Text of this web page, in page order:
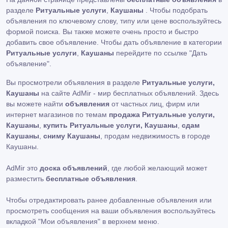
разделе Ритуальные услуги Каушаны . Чтобы подобрать
объявления по ключевому слову, типу или цене воспользуйтесь
формой поиска. Вы также можете очень просто и быстро
добавить свое объявление. Чтобы дать объявление в категории
Ритуальные услуги
Каушаны перейдите по ссылке "Дать
объявление"
Вы просмотрели объявления в разделе Ритуальные услуги,
Каушаны на сайте AdMir - мир бесплатных объявлений. Здесь
вы можете найти объявления от частных лиц, фирм или
интернет магазинов по темам продажа Ритуальные услуги,
Каушаны
купить Ритуальные услуги, Каушаны сдам
Каушаны сниму Каушаны , продам недвижимость в городе
Каушаны.
AdMir это доска объявлений , где любой желающий может
разместить бесплатные объявления
Чтобы отредактировать ранее добавленные объявления или
просмотреть сообщения на ваши объявления воспользуйтесь
вкладкой "Мои объявления" в верхнем меню.